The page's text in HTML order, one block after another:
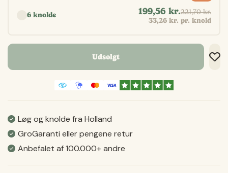
6 knolde 199,56 kr.221,70 kr.
33,26 kr. pr. knold
Udsolgt
Løg og knolde fra Holland
GroGaranti eller pengene retur
Anbefalet af 100.000+ andre